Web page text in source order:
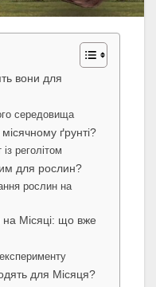
вони для
середовища
ґрунті?
реголітом
для рослин?
рослин на
Місяці: що вже
для Місяця?